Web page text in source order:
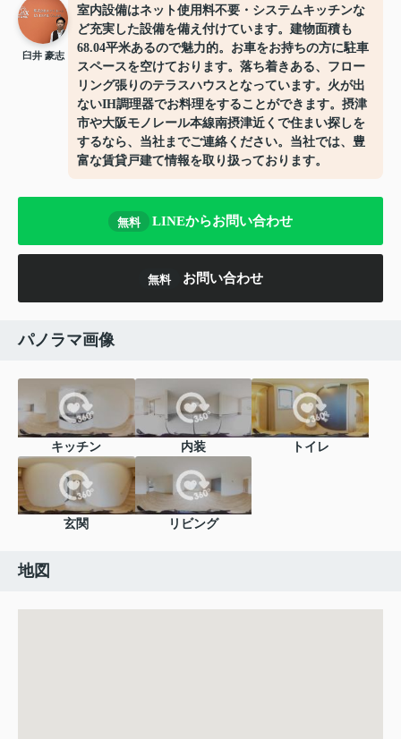
臼井 豪志
室内設備はネット使用料不要・システムキッチンな
ど充実した設備を備え付けています。建物面積も
68.04平米あるので魅力的。お車をお持ちの方に駐車
スペースを空けております。落ち着きある、フロー
リング張りのテラスハウスとなっています。火が出
ないIH調理器でお料理をすることができます。摂津
市や大阪モノレール本線南摂津近くで住まい探しを
するなら、当社までご連絡ください。当社では、豊
富な賃貸戸建て情報を取り扱っております。
無料 LINEからお問い合わせ
無料 お問い合わせ
パノラマ画像
キッチン 内装 トイレ
玄関 リビング
地図